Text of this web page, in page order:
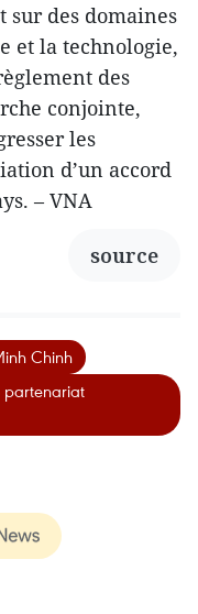
des domaines
et la technologie,
des
conjointe,
les
d’un accord
– VNA
source
Chinh
partenariat